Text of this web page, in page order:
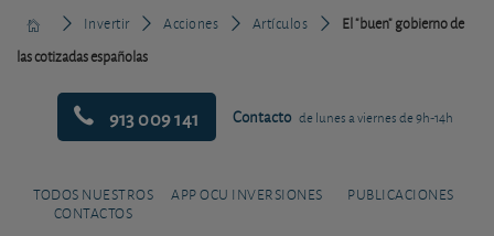
Invertir Acciones Artículos
El "buen" gobierno de
las cotizadas españolas
913 009 141 Contacto de lunes a viernes de 9h-14h
TODOS NUESTROS
CONTACTOS
APP OCU INVERSIONES PUBLICACIONES